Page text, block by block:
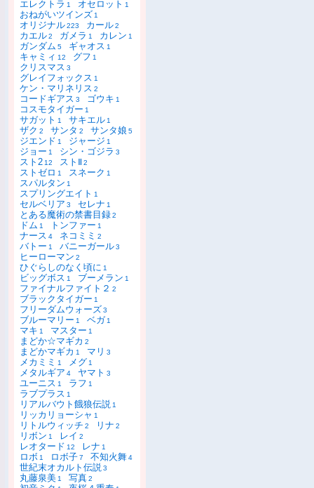
エレクトラ 1 オセロット 1
おねがいツインズ 1
オリジナル223 カール2
カエル2 ガメラ 1 カレン 1
ガンダム 5 ギャオス 1
キャミィ 12 グフ 1
クリスマス 3
グレイフォックス 1
ケン・マリネリス 2
コードギアス 3 ゴウキ 1
コスモタイガー 1
サガット 1 サキエル 1
ザク 2 サンタ 2 サンタ娘 5
ジエンド 1 ジャージ 1
ジョー 1 シン・ゴジラ 3
スト2 12 ストⅡ2
ストゼロ 1 スネーク 1
スパルタン 1
スプリングエイト 1
セルベリア 3 セレナ 1
とある魔術の禁書目録2
ドム 1 トンファー 1
ナース 4 ネコミミ 2
バトー 1 バニーガール3
ヒーローマン 2
ひぐらしのなく頃に 1
ビッグボス 1 ブーメラン 1
ファイナルファイト２ 2
ブラックタイガー 1
フリーダムウォーズ3
ブルーマリー 1 ベガ 1
マキ 1 マスター 1
まどか☆マギカ 2
まどかマギカ 1 マリ 3
メカミミ 1 メグ 1
メタルギア 4 ヤマト 3
ユーニス 1 ラフ 1
ラブプラス 1
リアルバウト餓狼伝説 1
リッカリョーシャ 1
リトルウィッチ 2 リナ 2
リボン 1 レイ 2
レオタード 12 レナ 1
ロボ 1 ロボ子7 不知火舞4
世紀末オカルト伝説3
丸藤泉美 1 写真2